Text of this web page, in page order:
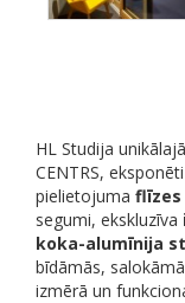
HL Studija
CENTRS, eksponēti
pielietojuma flīzes
segumi, ekskluzīva
koka-alumīnija
bīdāmās,
izmērā un